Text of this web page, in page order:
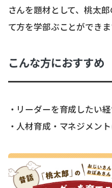
さんを題材として、桃太
て方を学部ぶことができま
こんな方におすすめ
・リーダーを育成したい
・人材育成・マネジメン